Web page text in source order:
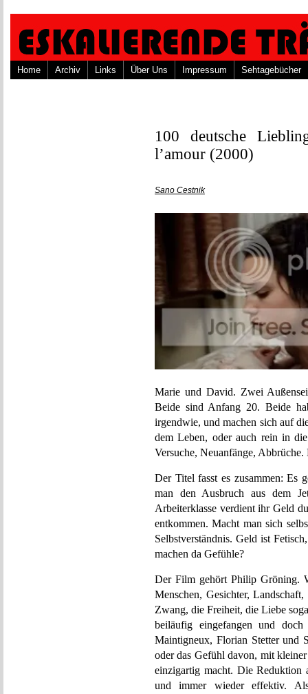
Home Archiv Links Über Uns Impressum Sehtagebücher
100 deutsche
l’amour (2000)
Sano Cestnik
Marie und David. Zwei
Beide sind Anfang 20. Beide
irgendwie, und machen sich auf
dem Leben, oder auch rein in
Versuche, Neuanfänge, Abbrüche.
Der Titel fasst es zusammen: Es
man den Ausbruch aus dem
Arbeiterklasse verdient ihr Geld
entkommen. Macht man sich
Selbstverständnis. Geld ist
machen da Gefühle?
Der Film gehört Philip Gröning.
Menschen, Gesichter,
Zwang, die Freiheit, die Liebe
beiläufig eingefangen und
Maintigneux, Florian Stetter und
oder das Gefühl davon, mit
einzigartig macht. Die
und immer wieder effektiv.